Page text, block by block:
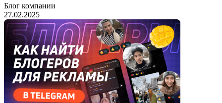
Блог компании
27.02.2025